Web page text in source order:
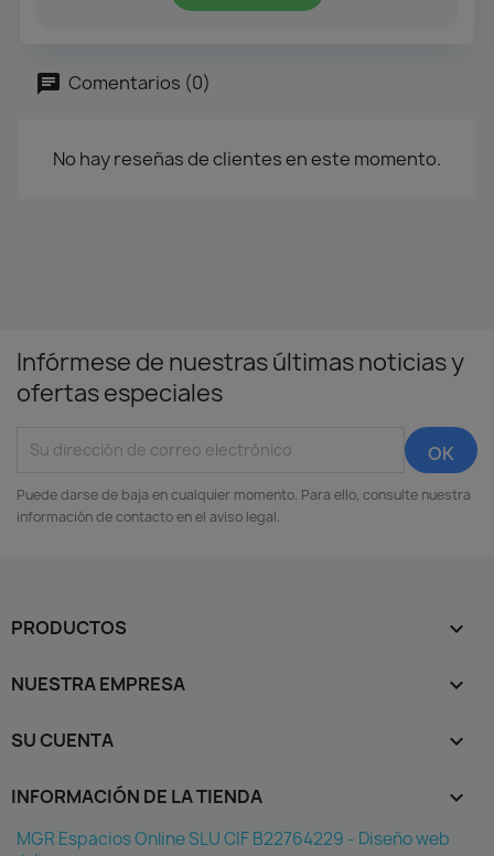
Comentarios (0)
No hay reseñas de clientes en este momento.
Infórmese de nuestras últimas noticias y
ofertas especiales
Puede darse de baja en cualquier momento. Para ello, consulte nuestra
información de contacto en el aviso legal.
PRODUCTOS 
NUESTRA EMPRESA 
SU CUENTA 
INFORMACIÓN DE LA TIENDA keyboard_arrow_down
MGR Espacios Online SLU CIF B22764229 - Diseño web